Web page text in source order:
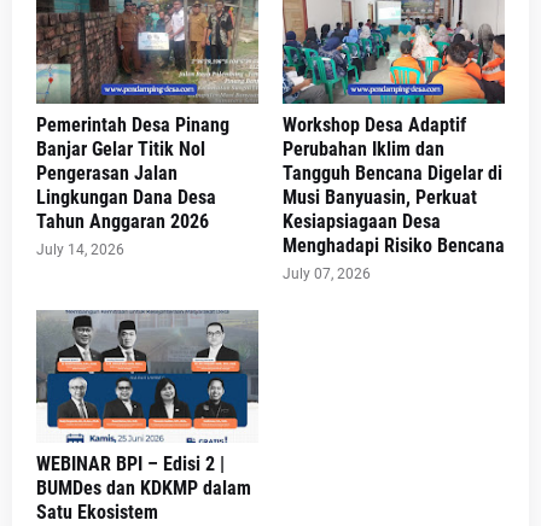
Pemerintah Desa Pinang
Banjar Gelar Titik Nol
Pengerasan Jalan
Lingkungan Dana Desa
Tahun Anggaran 2026
July 14, 2026
Workshop Desa Adaptif
Perubahan Iklim dan
Tangguh Bencana Digelar di
Musi Banyuasin, Perkuat
Kesiapsiagaan Desa
Menghadapi Risiko Bencana
July 07, 2026
WEBINAR BPI – Edisi 2 |
BUMDes dan KDKMP dalam
Satu Ekosistem